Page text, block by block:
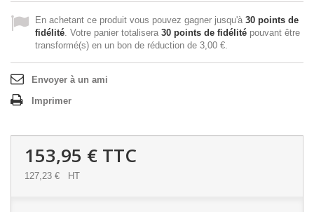
En achetant ce produit vous pouvez gagner jusqu'à 30 points de
fidélité. Votre panier totalisera 30 points de fidélité pouvant être
transformé(s) en un bon de réduction de 3,00 €.
Envoyer à un ami
Imprimer
153,95 € TTC
127,23 € HT